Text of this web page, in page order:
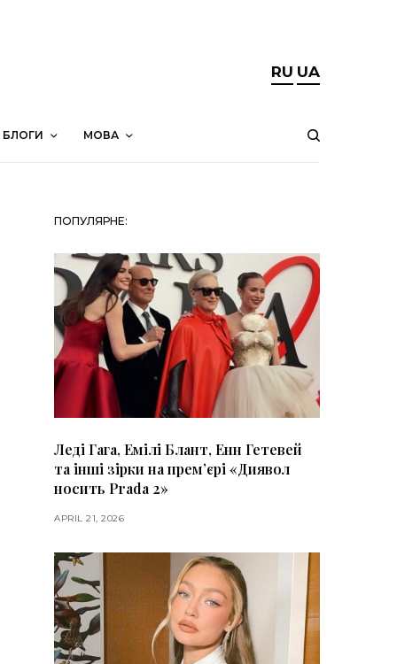
RU UA
БЛОГИ МОВА
ПОПУЛЯРНЕ:
Леді Гага, Емілі Блант, Енн Гетевей
та інші зірки на премʼєрі «Диявол
носить Prada 2»
APRIL 21, 2026